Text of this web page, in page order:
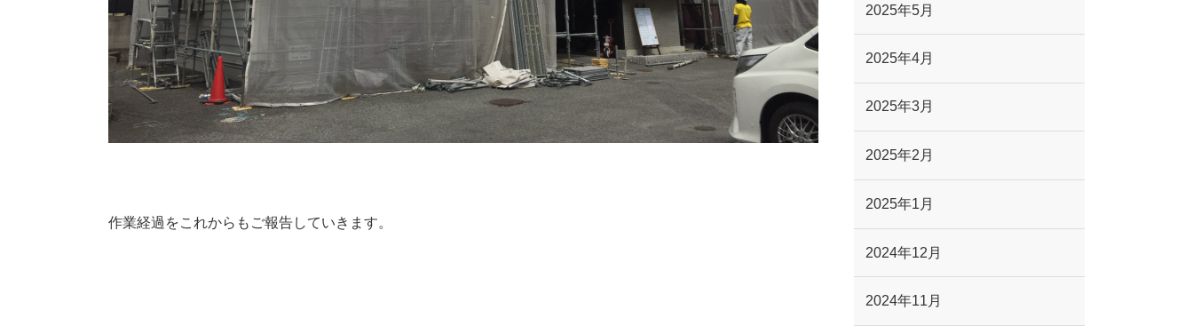
作業経過をこれからもご報告していきます。
2025年5月
2025年4月
2025年3月
2025年2月
2025年1月
2024年12月
2024年11月